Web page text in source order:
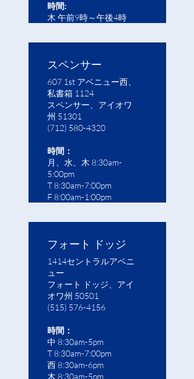
時間:
木 午前9時～午後4時
スペンサー
607 1st アベニュー西、
私書箱 1124
スペンサー、アイオワ
州 51301
(712) 580-4320
時間：
月、水、木 8:30am-
5:00pm
T 8:30am-7:00pm
F 8:00am-1:00pm
フォート ドッジ
1414セントラルアベニ
ュー
フォート ドッジ、アイ
オワ州 50501
(515) 576-4156
時間：
中 8:30am-5pm
T 8:30am-7:00pm
西 8:30am-6pm
木 8:30am-5pm